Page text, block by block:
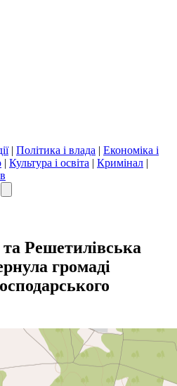
| Політика і влада | Економіка і
| Культура і освіта | Кримінал |
Решетилівська
громаді